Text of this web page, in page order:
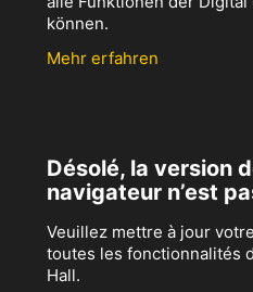
können.
Mehr erfahren
Désolé, la version
navigateur n’est
Veuillez mettre à jour
toutes les fonctionnalités
Hall.